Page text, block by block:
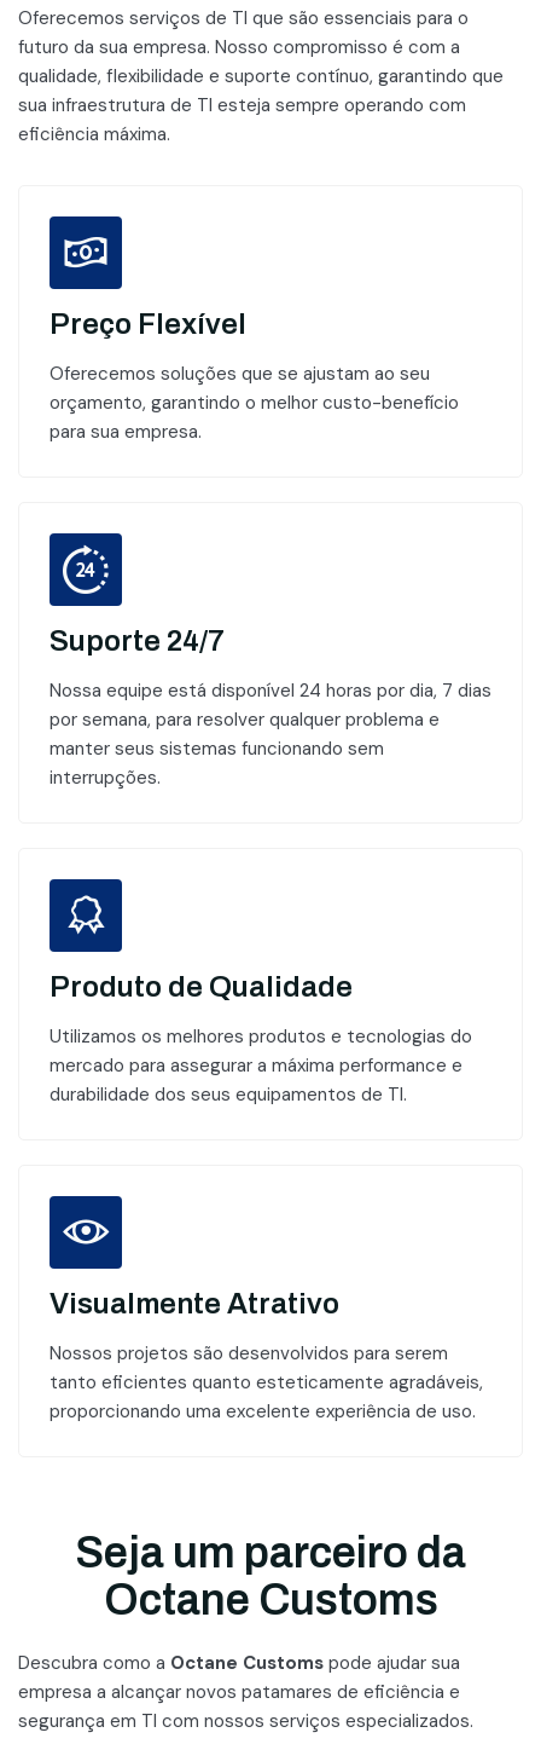
Oferecemos serviços de TI que são essenciais para o
futuro da sua empresa. Nosso compromisso é com a
qualidade, flexibilidade e suporte contínuo, garantindo que
sua infraestrutura de TI esteja sempre operando com
eficiência máxima.
Preço Flexível
Oferecemos soluções que se ajustam ao seu
orçamento, garantindo o melhor custo-benefício
para sua empresa.
Suporte 24/7
Nossa equipe está disponível 24 horas por dia, 7 dias
por semana, para resolver qualquer problema e
manter seus sistemas funcionando sem
interrupções.
Produto de Qualidade
Utilizamos os melhores produtos e tecnologias do
mercado para assegurar a máxima performance e
durabilidade dos seus equipamentos de TI.
Visualmente Atrativo
Nossos projetos são desenvolvidos para serem
tanto eficientes quanto esteticamente agradáveis,
proporcionando uma excelente experiência de uso.
Seja um parceiro da
Octane Customs
Descubra como a Octane Customs pode ajudar sua
empresa a alcançar novos patamares de eficiência e
segurança em TI com nossos serviços especializados.